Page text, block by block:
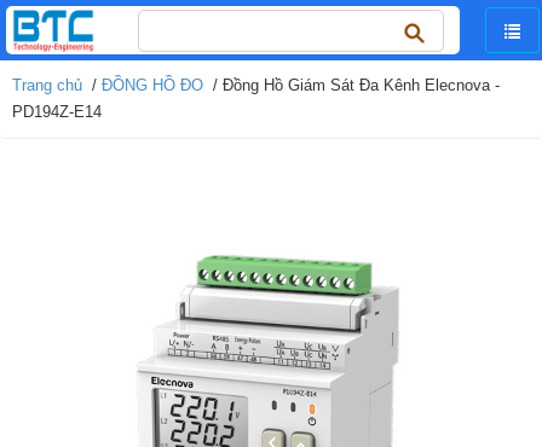
Tìm
kiếm
cho:
Trang chủ / ĐỒNG HỒ ĐO / Đồng Hồ Giám Sát Đa Kênh Elecnova -
PD194Z-E14